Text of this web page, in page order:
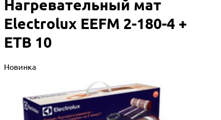
Нагревательный мат
Electrolux EEFM 2-180-4 +
ETB 10
Новинка